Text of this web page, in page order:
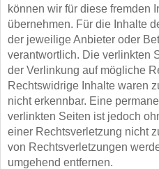
können wir für diese fremden
übernehmen. Für die Inhalte
der jeweilige Anbieter oder
verantwortlich. Die verlinkten
der Verlinkung auf mögliche
Rechtswidrige Inhalte waren
nicht erkennbar. Eine
verlinkten Seiten ist jedoch
einer Rechtsverletzung nicht
von Rechtsverletzungen
umgehend entfernen.